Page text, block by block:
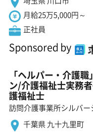
月給25万5,000円～
正社員
Sponsored by
「ヘルパー・介護
ン/介護福祉士実務
護福祉士
訪問介護事業所シルバー
千葉県 九十九里町